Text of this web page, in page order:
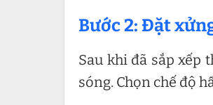
Bước 2: Đặt
Sau khi đã sắp xếp
sóng. Chọn chế độ